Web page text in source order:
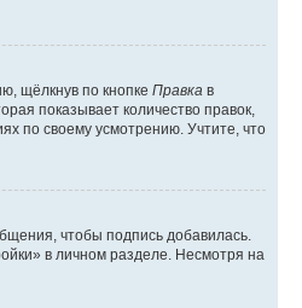
щёлкнув по кнопке Правка в
показывает количество правок,
по своему усмотрению. Учтите, что
чтобы подпись добавилась.
в личном разделе. Несмотря на